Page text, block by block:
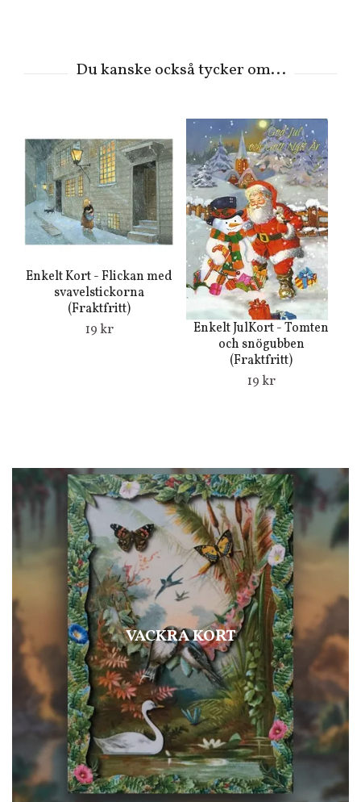
VACKRA KORT
Enkelt Kort - Flickan med
svavelstickorna
(Fraktfritt)
19 kr
Enkelt JulKort - Tomten
och snögubben
(Fraktfritt)
19 kr